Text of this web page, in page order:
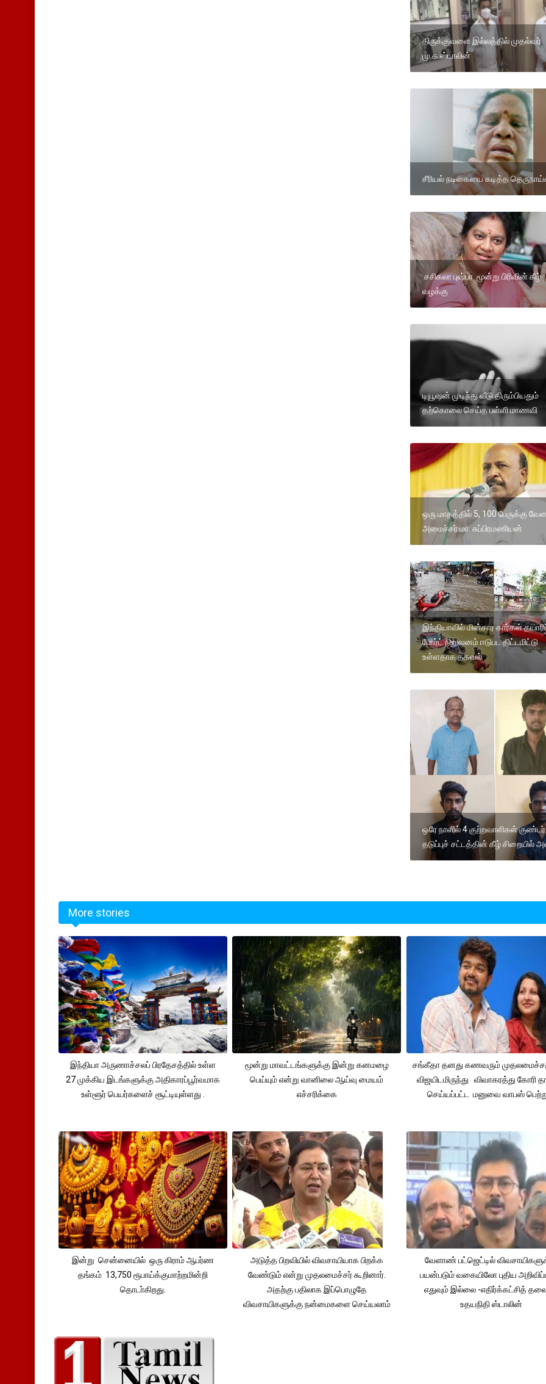
திருக்குவளை இல்லத்தில் முதல்வர்
மு.க.ஸ்டாலின்
சீரியல் நடிகையை கடித்த
சசிகலா புஷ்பா மூன்று பிரிவின் கீழ்
வழக்கு
டியூஷன் முடிந்து வீடு திரும்பியதும்
தற்கொலை செய்த பள்ளி மாணவி
ஒரு மாதத்தில் 5, 100 பேருக்கு
அமைச்சர் மா. சுப்பிரமணியன்
இந்தியாவில் மின்சார கார்கள்
போர்ட் நிறுவனம் ஈடுபட திட்டமிட்டு
உள்ளதாக தகவல்
ஒரே நாளில் 4 குற்றவாளிகள் குண்டர்
தடுப்புச் சட்டத்தின் கீழ் சிறையில்
More stories
இந்தியா அருணாச்சலப் பிரதேசத்தில் உள்ள
27 முக்கிய இடங்களுக்கு அதிகாரப்பூர்வமாக
உள்ளூர் பெயர்களைச் சூட்டியுள்ளது .
மூன்று மாவட்டங்களுக்கு இன்று கனமழை
பெய்யும் என்று வானிலை ஆய்வு மையம்
எச்சரிக்கை
சங்கீதா தனது கணவரும்
விஜயிடமிருந்து விவாகரத்து கோரி
செய்யப்பட்ட மனுவை வாபஸ்
இன்று சென்னையில் ஒரு கிராம் ஆபர்ண
தங்கம் 13,750 ரூபாய்க்குமாற்றமின்றி
தொடா்கிறது.
அடுத்த பிறவியில் விவசாயியாக பிறக்க
வேண்டும் என்று முதலமைச்சர் கூறினார்.
அதற்கு பதிலாக இப்பொழுதே
விவசாயிகளுக்கு நன்மைகளை செய்யலாம்
வேளாண் பட்ஜெட்டில்
பயன்படும் வகையிலோ புதிய
எதுவும் இல்லை -எதிர்க்கட்சித்
உதயநிதி ஸ்டாலின்